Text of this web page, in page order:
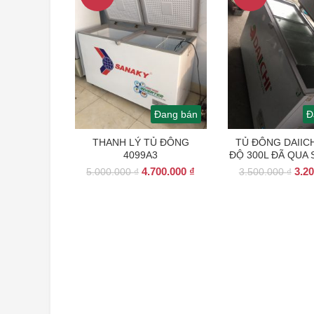
Đang bán
THANH LÝ TỦ ĐÔNG
4099A3
5.000.000₫ Giá
4.700.000 ₫
TỦ ĐÔNG
ĐỘ 300L ĐÃ QUA
3.500.000₫ Giá